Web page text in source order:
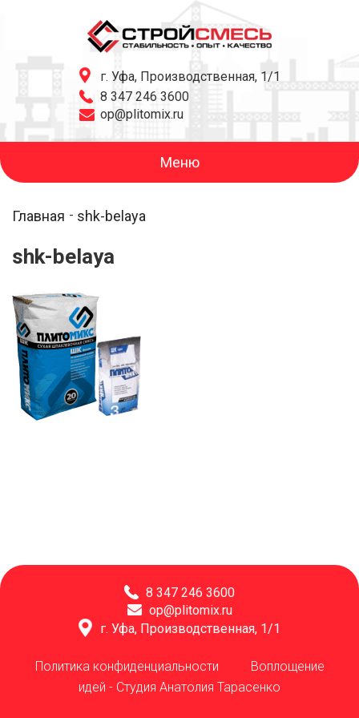
г. Уфа, Производственная, 1/1
8 347 246 3600
op@plitomix.ru
Меню
Главная shk-belaya
shk-belaya
8 347 246 3600
op@plitomix.ru
г. Уфа, Производственная, 1/1
Политика конфиденциальности Воплощение
идей - Студия Анатолия Тарасенко